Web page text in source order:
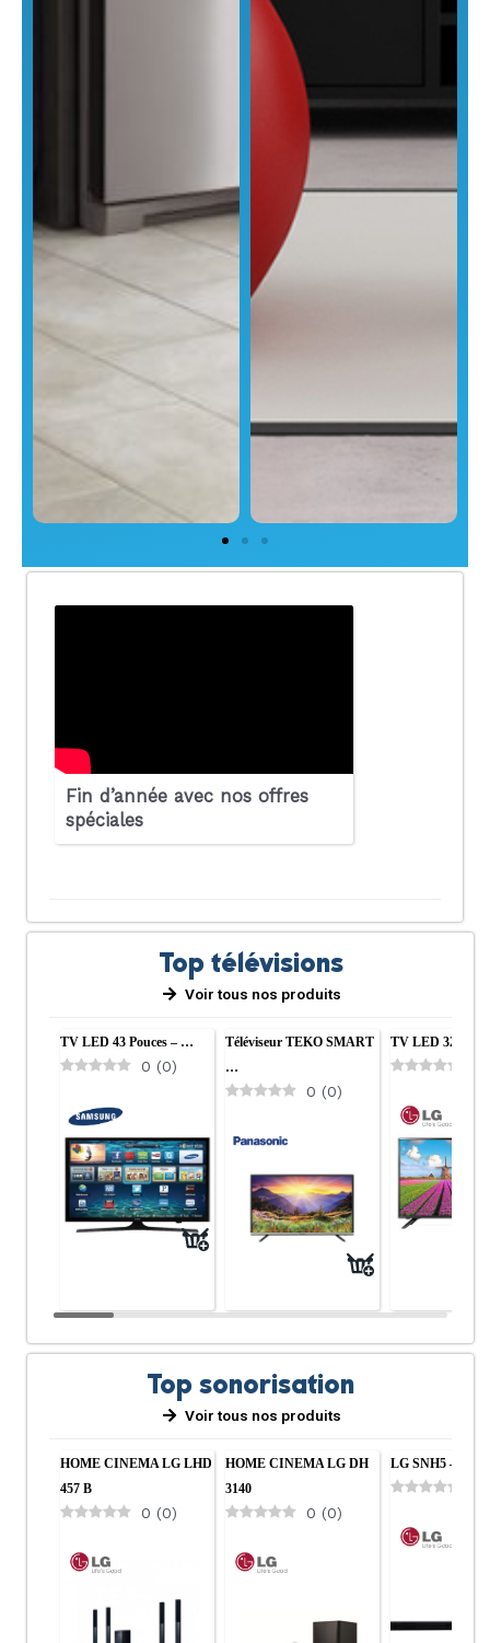
Salon
Fin d’année avec nos offres
spéciales
Top télévisions
Voir tous nos produits
TV LED 43 Pouces – …
0 (0)
Téléviseur TEKO SMART
…
0 (0)
TV LED 32
Top sonorisation
Voir tous nos produits
HOME CINEMA LG LHD
457 B
0 (0)
HOME CINEMA LG DH
3140
0 (0)
LG SNH5 –